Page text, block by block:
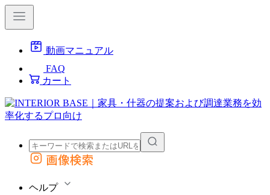
動画マニュアル
FAQ
カート
外部サイトの商品をカートに追加
画像検索
ヘルプ